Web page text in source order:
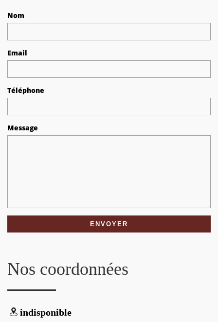
Nom
Email
Téléphone
Message
Nos coordonnées
indisponible